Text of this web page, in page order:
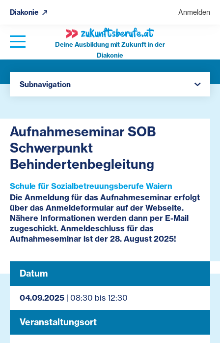
Diakonie Anmelden
Deine Ausbildung mit Zukunft in der
Diakonie
Alle Zukunftsberufe Veranstaltungen
Subnavigation
Aufnahmeseminar SOB
Schwerpunkt
Behindertenbegleitung
Schule für Sozialbetreuungsberufe Waiern
Die Anmeldung für das Aufnahmeseminar erfolgt
über das Anmeldeformular auf der Webseite.
Nähere Informationen werden dann per E-Mail
zugeschickt. Anmeldeschluss für das
Aufnahmeseminar ist der 28. August 2025!
Datum
04.09.2025 | 08:30 bis 12:30
Veranstaltungsort